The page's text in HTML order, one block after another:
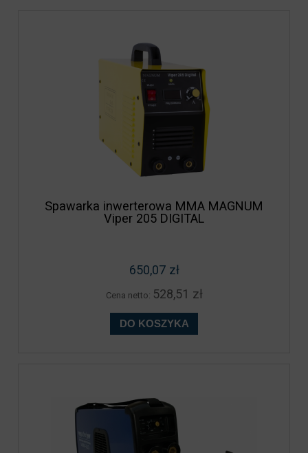
Spawarka inwerterowa MMA MAGNUM
Viper 205 DIGITAL
650,07 zł
Cena netto: 528,51 zł
DO KOSZYKA